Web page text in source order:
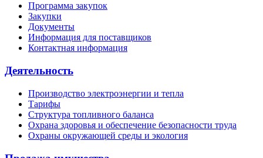
Программа закупок
Закупки
Документы
Информация для поставщиков
Контактная информация
Деятельность
Производство электроэнергии и тепла
Тарифы
Структура топливного баланса
Охрана здоровья и обеспечение безопасности труда
Охраны окружающей среды и экология